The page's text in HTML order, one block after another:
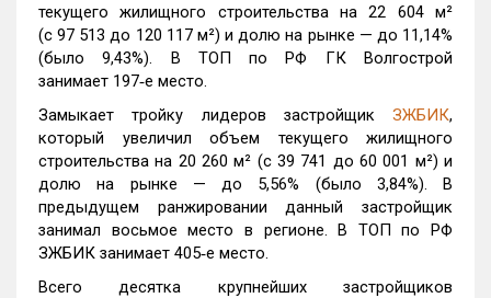
текущего жилищного строительства на 22 604 м²
(с 97 513 до 120 117 м²) и долю на рынке — до 11,14%
(было 9,43%). В ТОП по РФ ГК Волгострой
занимает 197‑е место.
Замыкает тройку лидеров застройщик ЗЖБИК,
который увеличил объем текущего жилищного
строительства на 20 260 м² (с 39 741 до 60 001 м²) и
долю на рынке — до 5,56% (было 3,84%). В
предыдущем ранжировании данный застройщик
занимал восьмое место в регионе. В ТОП по РФ
ЗЖБИК занимает 405‑е место.
Всего десятка крупнейших застройщиков